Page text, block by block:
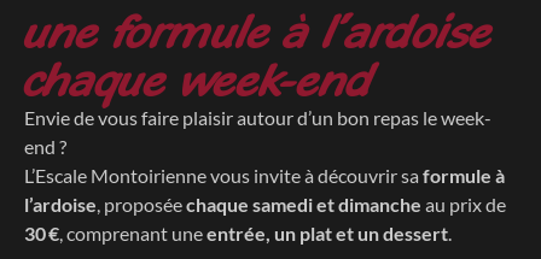
une formule à l’ardoise
chaque week-end
Envie de vous faire plaisir autour d’un bon repas le week-
end ?
L’Escale Montoirienne vous invite à découvrir sa formule à
l’ardoise , proposéechaque samedi et dimanche au prix de
30 € , comprenant uneentrée, un plat et un dessert